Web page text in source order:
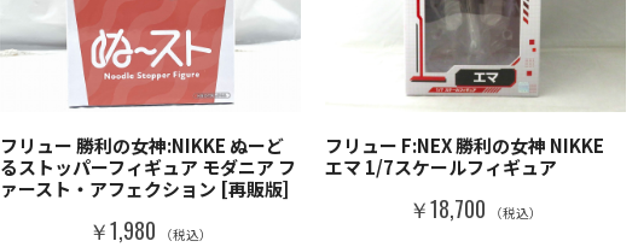
フリュー 勝利の女神:NIKKE ぬーど
るストッパーフィギュア モダニア フ
ァースト・アフェクション [再販版]
￥1,980 （税込）
フリュー F:NEX 勝利の女神 NIKKE
エマ 1/7スケールフィギュア
￥18,700 （税込）